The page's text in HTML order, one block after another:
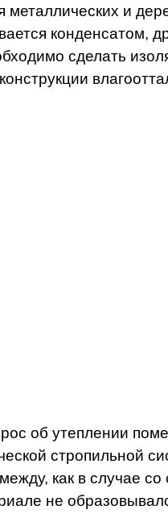
металлических и
конденсатом,
сделать
об утеплении
стропильной
как в случае
не